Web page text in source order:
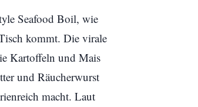
Seafood Boil, wie
kommt. Die virale
Kartoffeln und Mais
und Räucherwurst
macht. Laut